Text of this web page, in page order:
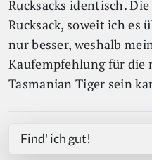
Rucksacks identisch.
Rucksack, soweit ich es
nur besser, weshalb
Kaufempfehlung für die
Tasmanian Tiger sein
Find' ich gut!